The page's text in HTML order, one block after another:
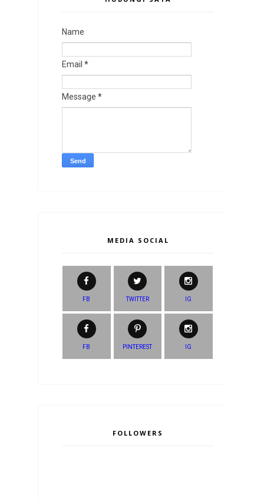
Name
Email *
Message *
MEDIA SOCIAL
FB TWITTER IG
FB PINTEREST IG
FOLLOWERS